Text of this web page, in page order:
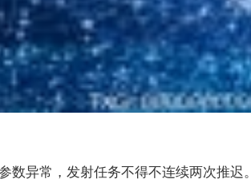
异常，发射任务不得不连续两次推迟。